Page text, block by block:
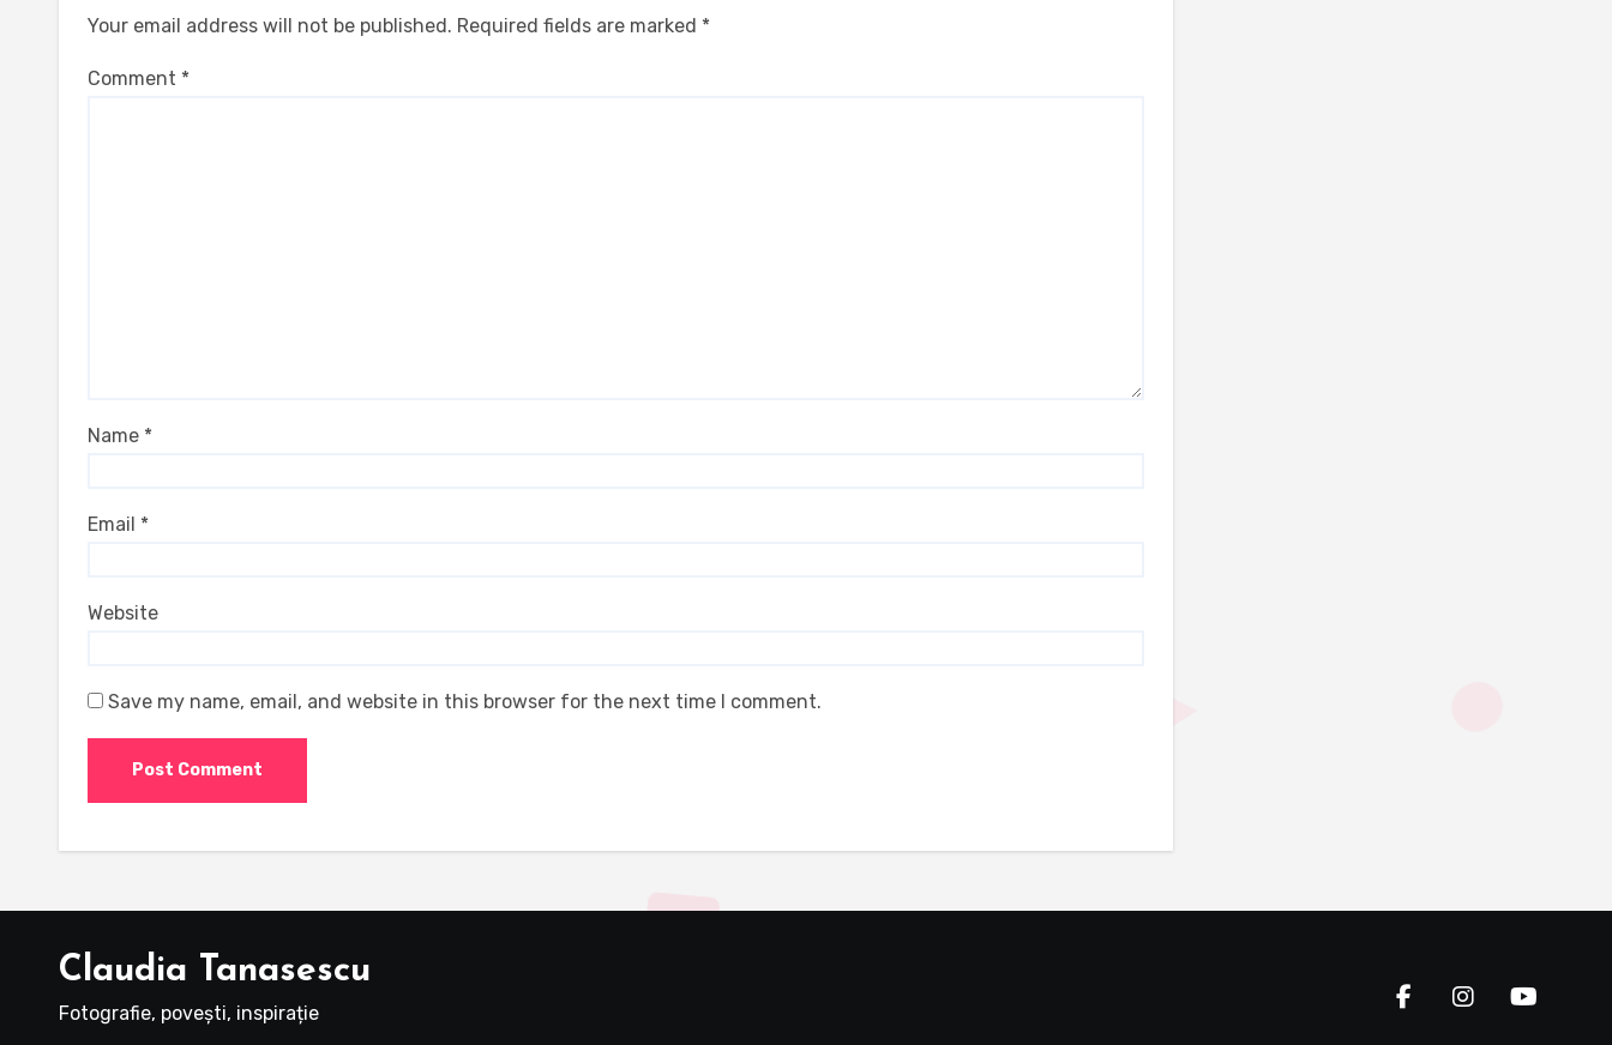
Your email address will not be published. Required fields are marked *
Comment *
Name *
Email *
Website
Save my name, email, and website in this browser for the next time I comment.
Claudia Tanasescu
Fotografie, povești, inspirație